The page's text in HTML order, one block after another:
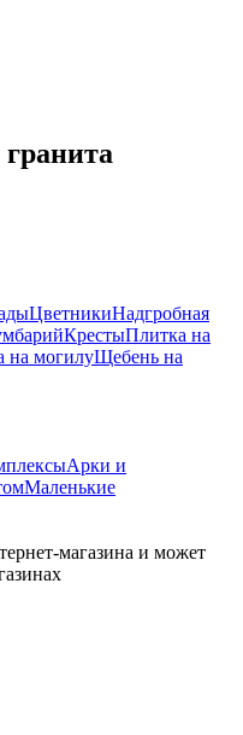
ЦветникиНадгробная
КрестыПлитка на
на могилуЩебень на
Арки и
Маленькие
магазина и может